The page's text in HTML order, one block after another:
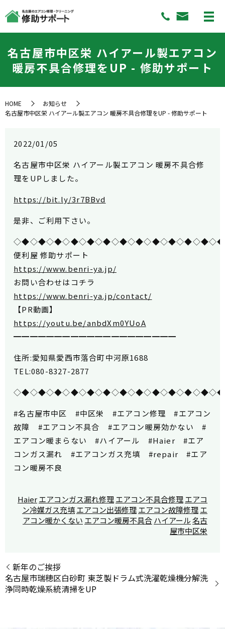
名古屋市中区栄 ハイアール製エアコン
暖房不具合修理をUP - 修助サポート
HOME
お知らせ
名古屋市中区栄 ハイアール製エアコン 暖房不具合修理をUP - 修助サポート
2022/01/05
名古屋市中区栄 ハイアール製エアコン 暖房不具合修
理をUPしました。
https://bit.ly/3r7BBvd
是非、ご利用下さい。
便利屋 修助サポート
https://www.benri-ya.jp/
お問い合わせはコチラ
https://www.benri-ya.jp/contact/
【PR動画】
https://youtu.be/anbdXm0YUoA
━━━━━━━━━━━━━━━━━━━━
住所:愛知県愛西市落合町中河原1688
TEL:080-8327-2877
#名古屋市中区 #中区栄 #エアコン修理 #エアコン
故障 #エアコン不具合 #エアコン暖房効かない #
エアコン暖まらない #ハイアール #Haier #エア
コンガス漏れ #エアコンガス充填 #repair #エア
コン暖房不良
Haierエアコンガス漏れ修理エアコン不具合修理エアコ
ン冷媒ガス充填エアコン出張修理エアコン故障修理エ
アコン暖かくない エアコン暖房不具合ハイアール名古
屋市中区栄
新年のご挨拶
名古屋市瑞穂区白砂町 東芝製ドラム式洗濯乾燥機分解洗
浄同時乾燥系統清掃をUP